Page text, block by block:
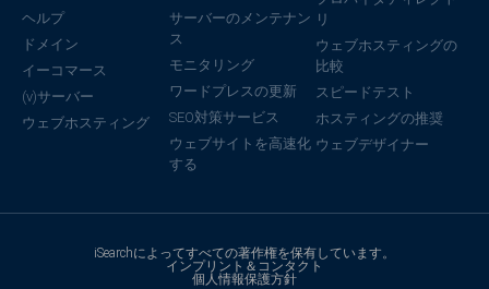
ヘルプ
ドメイン
イーコマース
(v)サーバー
ウェブホスティング
サーバーのメンテナン
ス
モニタリング
ワードプレスの更新
SEO対策サービス
ウェブサイトを高速化
する
リ
ウェブホスティングの
比較
スピードテスト
ホスティングの推奨
ウェブデザイナー
iSearchによってすべての著作権を保有しています。
インプリント＆コンタクト
個人情報保護方針